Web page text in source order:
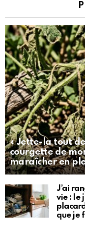
« Jette-la tout
courgette de
maraîcher en
J’ai
vie : le
que je